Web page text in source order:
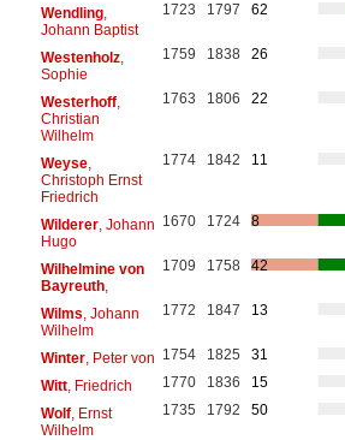
Wendling,
Johann Baptist
1723 1797 62
Westenholz,
Sophie
1759 1838 26
Westerhoff,
Christian
Wilhelm
1763 1806 22
Weyse,
Christoph Ernst
Friedrich
1774 1842 11
Wilderer, Johann
Hugo
1670 1724 8
Wilhelmine von
Bayreuth,
1709 1758 42
Wilms , Johann
Wilhelm
1772 1847 13
Winter, Peter von 1754 1825
31
Witt, Friedrich 1770 1836
15
Wolf, Ernst
Wilhelm
1735 1792 50